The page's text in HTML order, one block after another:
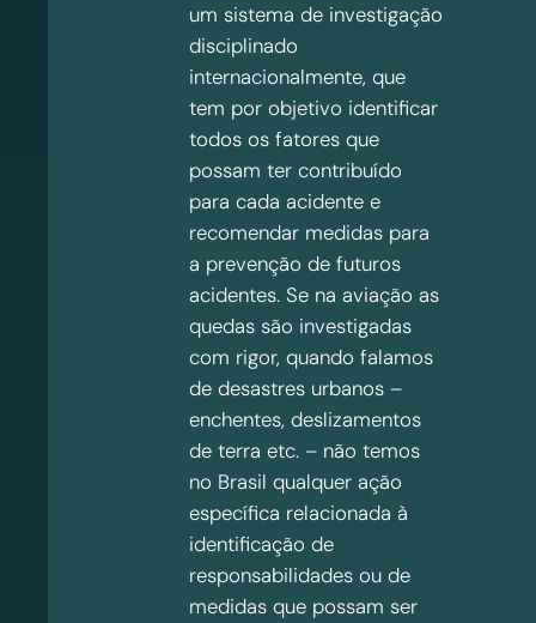
um sistema de investigação
disciplinado
internacionalmente, que
tem por objetivo identificar
todos os fatores que
possam ter contribuído
para cada acidente e
recomendar medidas para
a prevenção de futuros
acidentes. Se na aviação as
quedas são investigadas
com rigor, quando falamos
de desastres urbanos –
enchentes, deslizamentos
de terra etc. – não temos
no Brasil qualquer ação
específica relacionada à
identificação de
responsabilidades ou de
medidas que possam ser